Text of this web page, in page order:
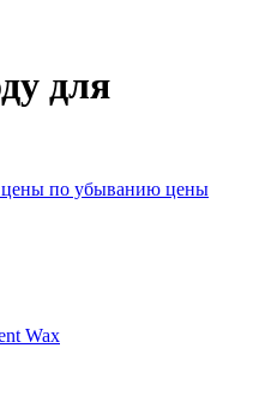
для
цены по убыванию цены